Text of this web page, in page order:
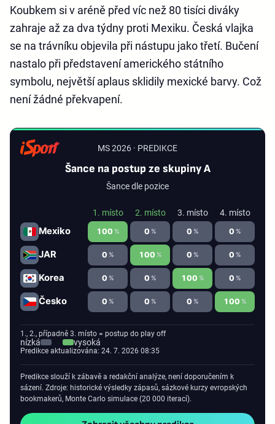
Koubkem si v aréně před víc než 80 tisíci diváky
zahraje až za dva týdny proti Mexiku. Česká vlajka
se na trávníku objevila při nástupu jako třetí. Bučení
nastalo při představení amerického státního
symbolu, největší aplaus sklidily mexické barvy. Což
není žádné překvapení.
MS 2026 · PREDIKCE
Šance na postup ze skupiny A
Šance dle pozice
1. místo 2. místo 3. místo 4. místo
Mexiko 100 % 0 % 0 % 0 %
JAR 0 % 100 % 0 % 0 %
Korea 0 % 0 % 100 % 0 %
Česko 0 % 0 % 0 % 100 %
1., 2., případně 3. místo = postup do play off
nízká vysoká
Predikce aktualizována: 24. 7. 2026 08:35
Predikce slouží k zábavě a redakční analýze, není doporučením k
sázení. Zdroje: historické výsledky zápasů, sázkové kurzy evropských
bookmakerů, Monte Carlo simulace (20 000 iterací).